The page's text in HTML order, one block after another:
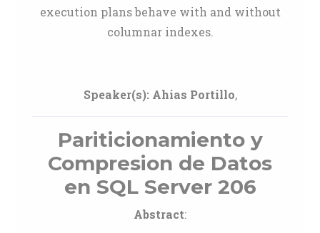
execution plans behave with and without
columnar indexes.
Speaker(s): Ahias Portillo,
Pariticionamiento y
Compresion de Datos
en SQL Server 206
Abstract: